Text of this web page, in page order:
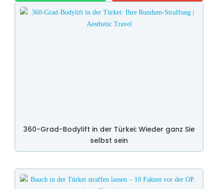
360-Grad-Bodylift in der Türkei: Wieder ganz Sie
selbst sein